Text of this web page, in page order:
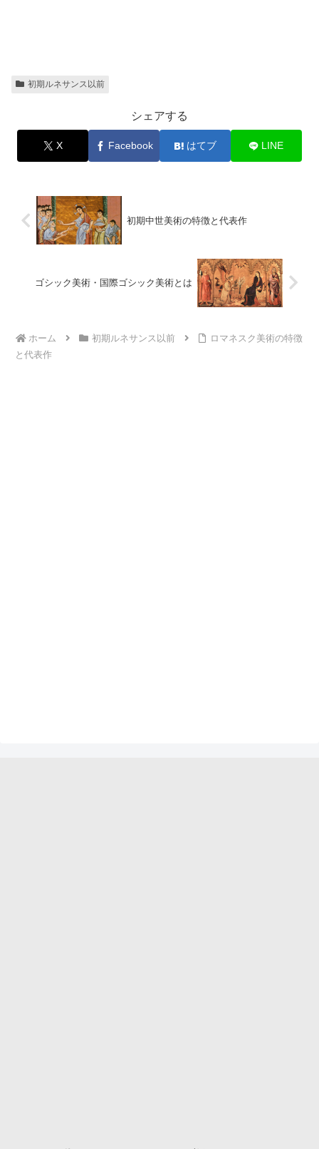
初期ルネサンス以前
シェアする
X Facebook はてブ LINE
初期中世美術の特徴と代表作
ゴシック美術・国際ゴシック美術とは
ホーム 初期ルネサンス以前
ロマネスク美術の特徴
と代表作